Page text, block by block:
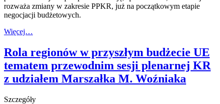
rozważa zmiany w zakresie PPKR, już na początkowym etapie
negocjacji budżetowych.
Więcej…
Rola regionów w przyszłym budżecie UE
tematem przewodnim sesji plenarnej KR
z udziałem Marszałka M. Woźniaka
Szczegóły